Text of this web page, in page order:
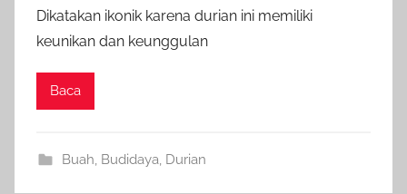
Dikatakan ikonik karena durian ini memiliki
keunikan dan keunggulan
Baca
Buah Budidaya Durian